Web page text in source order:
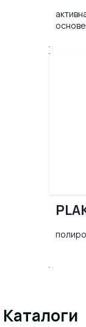
Каталоги